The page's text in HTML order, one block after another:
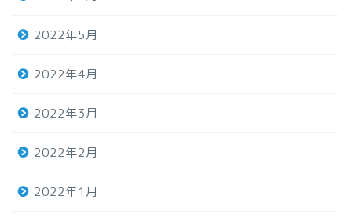
2022年5月
2022年4月
2022年3月
2022年2月
2022年1月